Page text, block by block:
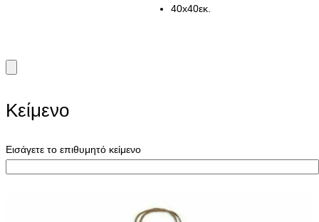
40x40εκ.
Κείμενο
Εισάγετε το επιθυμητό κείμενο